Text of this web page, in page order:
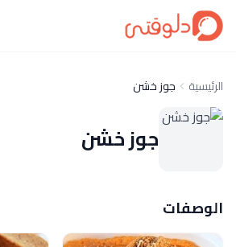
الرئيسية جوز خشن
جوز خشن
الوصفات